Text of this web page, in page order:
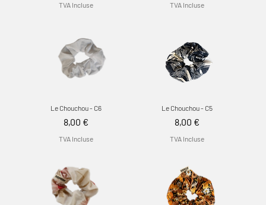
TVA Incluse TVA Incluse
Le Chouchou - C6
Prix
8,00 €
TVA Incluse
Le Chouchou - C5
Prix
8,00 €
TVA Incluse